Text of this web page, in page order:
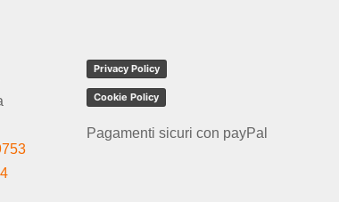
Privacy Policy
Cookie Policy
Pagamenti sicuri con payPal